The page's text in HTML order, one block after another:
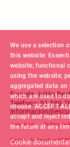
We use a selection
this website:
website; functional
using the website;
aggregated data on
which are used to
choose "ACCEPT
accept and reject
the future at any
Cookie
Escuela Julián
Teléfono: 91 589
Footer menu
Aviso legal Politica de
Ejercicio de derechos